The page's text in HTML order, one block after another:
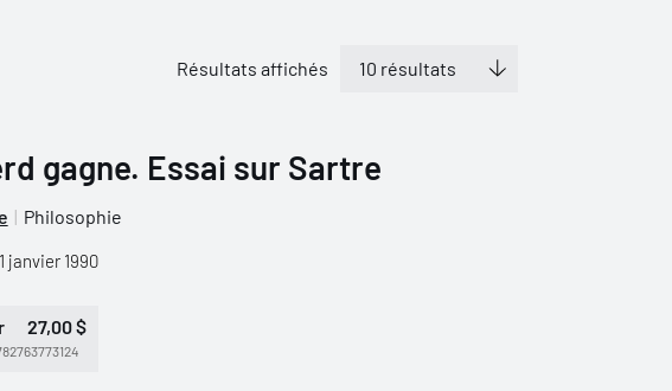
Résultats affichés
gagne. Essai sur Sartre
Philosophie
janvier 1990
27,00 $